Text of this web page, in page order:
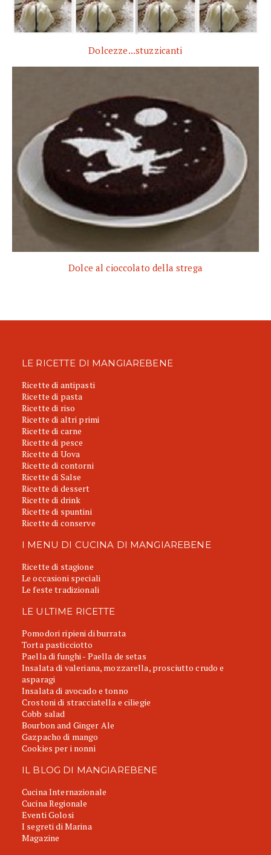
Dolcezze...stuzzicanti
Dolce al cioccolato della strega
LE RICETTE DI MANGIAREBENE
Ricette di antipasti
Ricette di pasta
Ricette di riso
Ricette di altri primi
Ricette di carne
Ricette di pesce
Ricette di Uova
Ricette di contorni
Ricette di Salse
Ricette di dessert
Ricette di drink
Ricette di spuntini
Ricette di conserve
I MENU DI CUCINA DI MANGIAREBENE
Ricette di stagione
Le occasioni speciali
Le feste tradizionali
LE ULTIME RICETTE
Pomodori ripieni di burrata
Torta pasticciotto
Paella di funghi - Paella de setas
Insalata di valeriana, mozzarella, prosciutto crudo e
asparagi
Insalata di avocado e tonno
Crostoni di stracciatella e ciliegie
Cobb salad
Bourbon and Ginger Ale
Gazpacho di mango
Cookies per i nonni
IL BLOG DI MANGIAREBENE
Cucina Internazionale
Cucina Regionale
Eventi Golosi
I segreti di Marina
Magazine